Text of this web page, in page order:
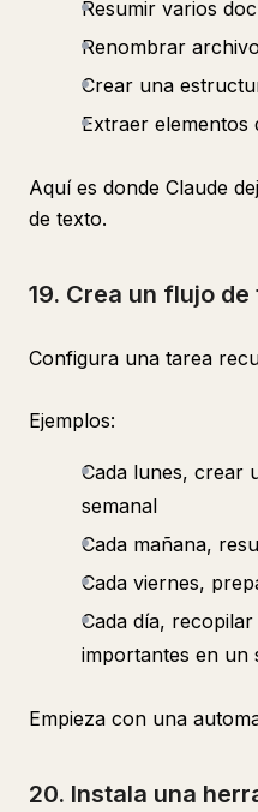
Resumir varios
Renombrar
Crear una
Extraer elementos
Aquí es donde Claude
de texto.
19. Crea un flujo
Configura una tarea
Ejemplos:
Cada lunes, crear
semanal
Cada mañana,
Cada viernes,
Cada día,
importantes en un
Empieza con una
20. Instala una